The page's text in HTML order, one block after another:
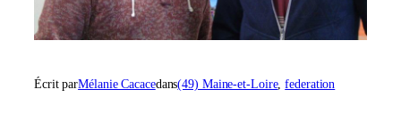
Écrit parMélanie Cacacedans(49) Maine-et-Loire, federation